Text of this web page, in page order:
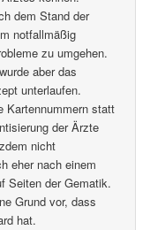
dem Stand der
notfallmäßig
zu umgehen.
aber das
unterlaufen.
Kartennummern statt
der Ärzte
nicht
eher nach einem
Seiten der Gematik.
Grund vor, dass
hat.